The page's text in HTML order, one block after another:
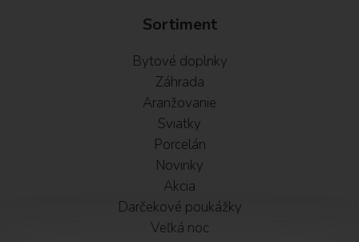
Sortiment
Bytové doplnky
Záhrada
Aranžovanie
Sviatky
Porcelán
Novinky
Akcia
Darčekové poukážky
Veľká noc